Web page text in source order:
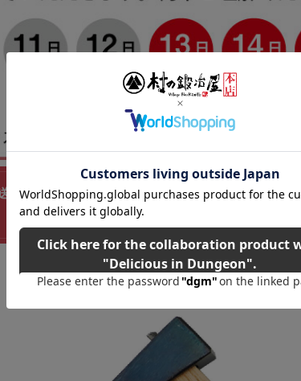
送料無料！】越後三条打刃物 水野製作所作 割